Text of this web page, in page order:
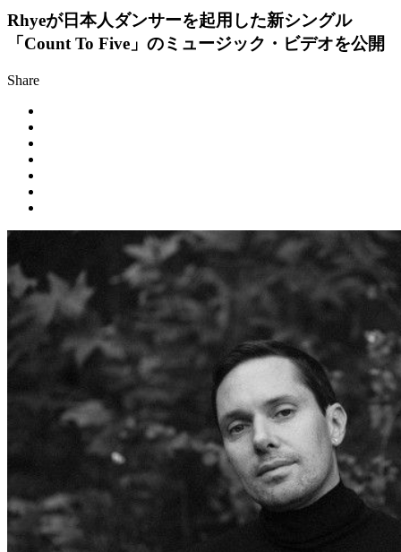
Rhyeが日本人ダンサーを起用した新シングル
「Count To Five」のミュージック・ビデオを公開
Share